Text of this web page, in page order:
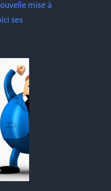
mise à
ses